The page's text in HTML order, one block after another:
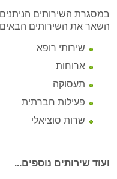
במסגרת השירותים הניתנים
השאר את השירותים
שירותי רופא
ארוחות
תעסוקה
פעילות חברתית
שרות סוציאלי
ועוד שירותים נוספים...